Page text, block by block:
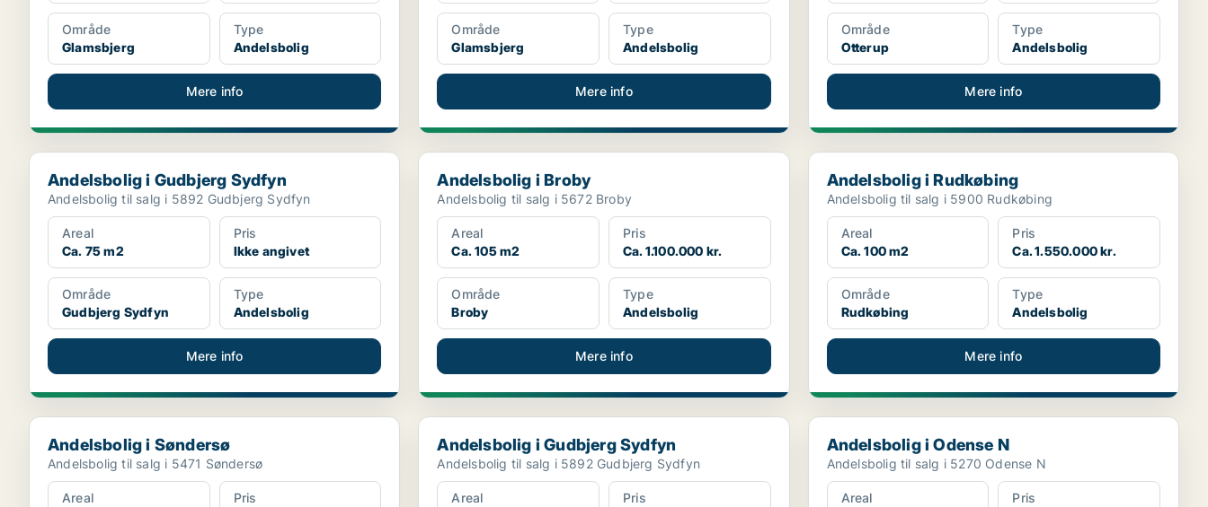
Område
Glamsbjerg
Type
Andelsbolig
Mere info
Område
Glamsbjerg
Type
Andelsbolig
Mere info
Område
Otterup
Type
Andelsbolig
Mere info
Andelsbolig i Gudbjerg Sydfyn
Andelsbolig i Gudbjerg Sydfyn
Andelsbolig til salg i 5892 Gudbjerg Sydfyn
Areal
Ca. 75 m2
Pris
Ikke angivet
Område
Gudbjerg Sydfyn
Type
Andelsbolig
Mere info
Andelsbolig i Broby
Andelsbolig i Broby
Andelsbolig til salg i 5672 Broby
Areal
Ca. 105 m2
Pris
Ca. 1.100.000 kr.
Område
Broby
Type
Andelsbolig
Mere info
Andelsbolig i Rudkøbing
Andelsbolig i Rudkøbing
Andelsbolig til salg i 5900 Rudkøbing
Areal
Ca. 100 m2
Pris
Ca. 1.550.000 kr.
Område
Rudkøbing
Type
Andelsbolig
Mere info
Andelsbolig i Søndersø
Andelsbolig i Søndersø
Andelsbolig til salg i 5471 Søndersø
Areal
Pris
Andelsbolig i Gudbjerg Sydfyn
Andelsbolig i Gudbjerg Sydfyn
Andelsbolig til salg i 5892 Gudbjerg Sydfyn
Areal
Pris
Andelsbolig i Odense N
Andelsbolig i Odense N
Andelsbolig til salg i 5270 Odense N
Areal
Pris